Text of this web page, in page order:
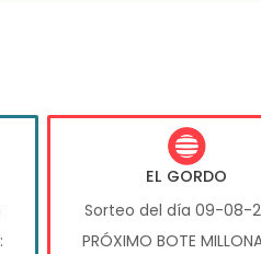
EL GORDO
Sorteo del día 09-08-
PRÓXIMO BOTE